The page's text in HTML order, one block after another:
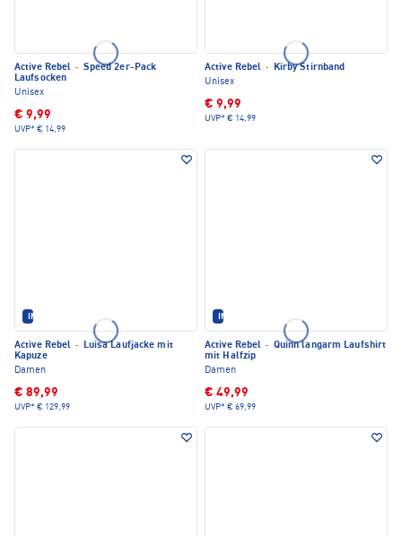
Active Rebel · Speed 2er-Pack
Laufsocken
Unisex
€ 9,99
UVP* € 14,99
Active Rebel ·
Kirby Stirnband
Unisex
€ 9,99
UVP* € 14,99
IM SET ERHÄLTLICH
Active Rebel ·
Luisa Laufjacke mit
Kapuze
Damen
€ 89,99
UVP* € 129,99
IM SET ERHÄLTLICH
Active Rebel · Quinn langarm Laufshirt
mit Halfzip
Damen
€ 49,99
UVP* € 69,99